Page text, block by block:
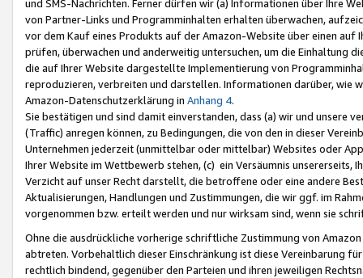
und SMS-Nachrichten. Ferner dürfen wir (a) Informationen über Ihre
von Partner-Links und Programminhalten erhalten überwachen,
vor dem Kauf eines Produkts auf der Amazon-Website über einen
prüfen, überwachen und anderweitig untersuchen, um die Einhaltung
die auf Ihrer Website dargestellte Implementierung von
reproduzieren, verbreiten und darstellen. Informationen darüber, wie
Amazon-Datenschutzerklärung in Anhang 4.
Sie bestätigen und sind damit einverstanden, dass (a) wir und
(Traffic) anregen können, zu Bedingungen, die von den in dieser
Unternehmen jederzeit (unmittelbar oder mittelbar) Websites oder
Ihrer Website im Wettbewerb stehen, (c) ein Versäumnis unsererseits,
Verzicht auf unser Recht darstellt, die betroffene oder eine andere
Aktualisierungen, Handlungen und Zustimmungen, die wir ggf. im
vorgenommen bzw. erteilt werden und nur wirksam sind, wenn sie
Ohne die ausdrückliche vorherige schriftliche Zustimmung von
abtreten. Vorbehaltlich dieser Einschränkung ist diese Vereinbarung
rechtlich bindend, gegenüber den Parteien und ihren jeweiligen